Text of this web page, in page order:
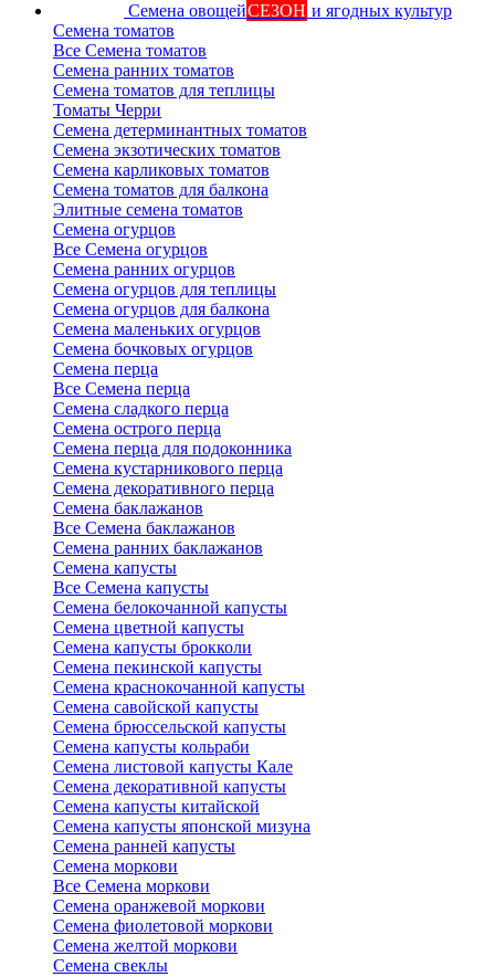
Семена овощейСЕЗОН и ягодных культур
Семена томатов
Все Семена томатов
Семена ранних томатов
Семена томатов для теплицы
Томаты Черри
Семена детерминантных томатов
Семена экзотических томатов
Семена карликовых томатов
Семена томатов для балкона
Элитные семена томатов
Семена огурцов
Все Семена огурцов
Семена ранних огурцов
Семена огурцов для теплицы
Семена огурцов для балкона
Семена маленьких огурцов
Семена бочковых огурцов
Семена перца
Все Семена перца
Семена сладкого перца
Семена острого перца
Семена перца для подоконника
Семена кустарникового перца
Семена декоративного перца
Семена баклажанов
Все Семена баклажанов
Семена ранних баклажанов
Семена капусты
Все Семена капусты
Семена белокочанной капусты
Семена цветной капусты
Семена капусты брокколи
Семена пекинской капусты
Семена краснокочанной капусты
Семена савойской капусты
Семена брюссельской капусты
Семена капусты кольраби
Семена листовой капусты Кале
Семена декоративной капусты
Семена капусты китайской
Семена капусты японской мизуна
Семена ранней капусты
Семена моркови
Все Семена моркови
Семена оранжевой моркови
Семена фиолетовой моркови
Семена желтой моркови
Семена свеклы